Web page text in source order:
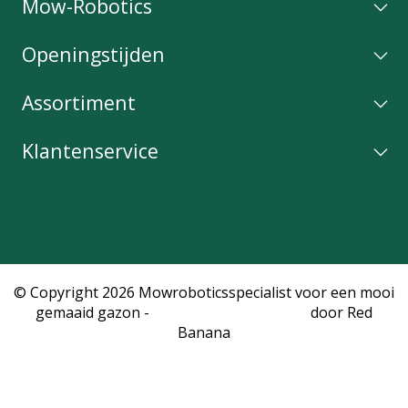
Mow-Robotics
Openingstijden
Assortiment
Klantenservice
© Copyright 2026 Mowroboticsspecialist voor een mooi
gemaaid gazon -
door Red
Banana